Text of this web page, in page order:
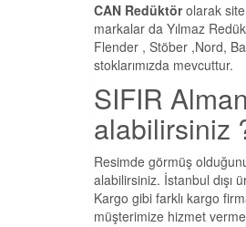
CAN Redüktörolarak
markalar da Yılmaz
Flender , Stöber ,Nord,
stoklarımızda mevcuttur.
SIFIR
alabilirsiniz
Resimde görmüş
alabilirsiniz. İstanbul dışı
Kargo gibi farklı kargo
müşterimize hizmet